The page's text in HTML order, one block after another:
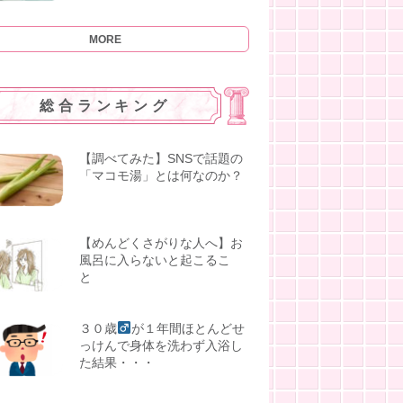
MORE
総合ランキング
【調べてみた】SNSで話題の
「マコモ湯」とは何なのか？
【めんどくさがりな人へ】お
風呂に入らないと起こるこ
と
３０歳
が１年間ほとんどせ
っけんで身体を洗わず入浴し
た結果・・・